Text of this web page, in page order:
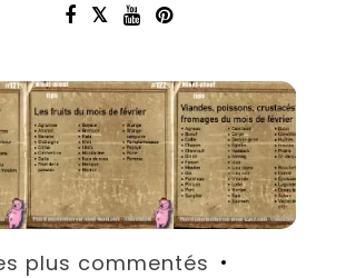
plus commentés